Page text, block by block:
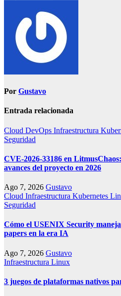
Por Gustavo
Entrada relacionada
Cloud DevOps Infraestructura
Seguridad
CVE-2026-33186 en
avances del proyecto en 2026
Ago 7, 2026 Gustavo
Cloud Infraestructura Kubernetes
Seguridad
Cómo el USENIX Security
papers en la era IA
Ago 7, 2026 Gustavo
Infraestructura Linux
3 juegos de plataformas nativos